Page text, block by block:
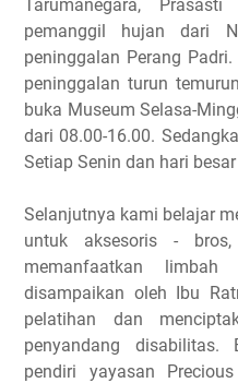
Tarumanegara,
pemanggil hujan dari
peninggalan Perang
peninggalan turun
buka Museum Selasa-
dari 08.00-16.00.
Setiap Senin dan hari
Selanjutnya kami belajar
untuk aksesoris -
memanfaatkan
disampaikan oleh Ibu
pelatihan dan
penyandang
pendiri yayasan